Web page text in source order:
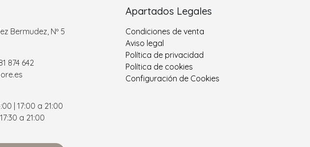
Bermudez, Nº 5
874 642
| 17:00 a 21:00
a 21:00
Apartados Legales
Condiciones de venta
Aviso legal
Política de privacidad
Política de cookies
Configuración de Cookies